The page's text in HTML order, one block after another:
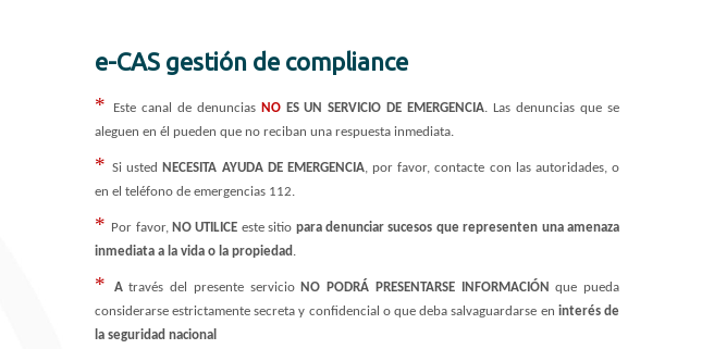
e-CAS gestión de compliance
* Este canal de denuncias NO ES UN SERVICIO DE EMERGENCIA. Las denuncias que se
aleguen en él pueden que no reciban una respuesta inmediata.
*Si usted NECESITA AYUDA DE EMERGENCIA, por favor, contacte con las autoridades, o
en el teléfono de emergencias 112.
* Por favor, NO UTILICE este sitio para denunciar sucesos que representen una amenaza
inmediata a la vida o la propiedad .
* Através del presente servicio NO PODRÁ PRESENTARSE INFORMACIÓNque pueda
considerarse estrictamente secreta y confidencial o que deba salvaguardarse en interés de
la seguridad nacional